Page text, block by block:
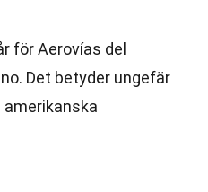
för Aerovías del
Det betyder ungefär
amerikanska